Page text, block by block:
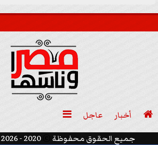
 أخبار عاجل

جميع الحقوق محفوظة